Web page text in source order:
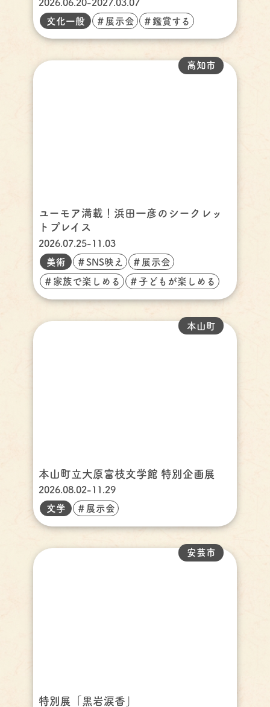
2026.06.20-2027.03.07
文化一般
＃展示会 ＃鑑賞する
ユーモア満載！浜田一彦のシークレッ
トプレイス
高知市
2026.07.25-11.03
美術
＃SNS映え ＃展示会
＃家族で楽しめる ＃子どもが楽しめる
本山町立大原富枝文学館 特別企画展
本山町
2026.08.02-11.29
文学
＃展示会
特別展「黒岩涙香」
安芸市